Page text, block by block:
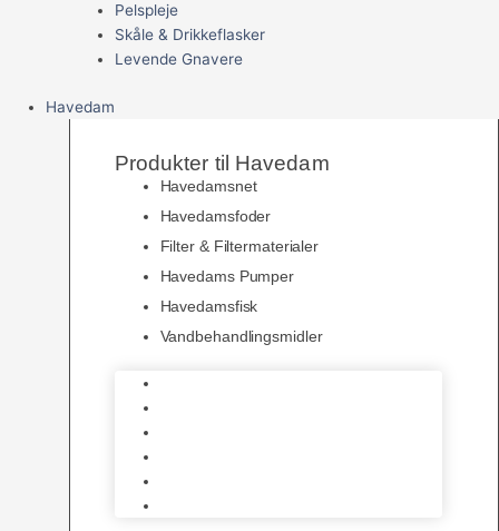
Pelspleje
Skåle & Drikkeflasker
Levende Gnavere
Havedam
Produkter til Havedam
Havedamsnet
Havedamsfoder
Filter & Filtermaterialer
Havedams Pumper
Havedamsfisk
Vandbehandlingsmidler